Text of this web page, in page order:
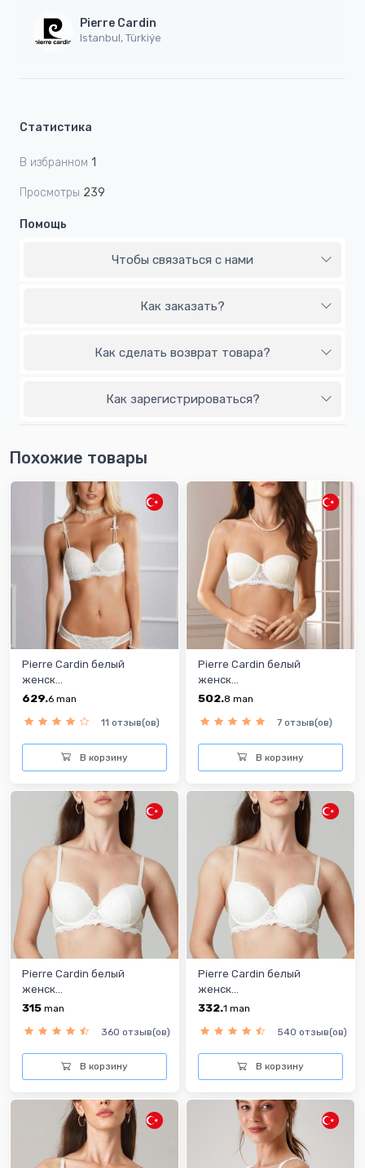
Pierre Cardin
Istanbul, Türkiýe
Статистика
В избранном 1
Просмотры 239
Помощь
Чтобы связаться с нами
Как заказать?
Как сделать возврат товара?
Как зарегистрироваться?
Похожие товары
Pierre Cardin белый
женск...
629.6 man
11 отзыв(ов)
В корзину
Pierre Cardin белый
женск...
502.8 man
7 отзыв(ов)
В корзину
Pierre Cardin белый
женск...
315 man
360 отзыв(ов)
В корзину
Pierre Cardin белый
женск...
332.1 man
540 отзыв(ов)
В корзину